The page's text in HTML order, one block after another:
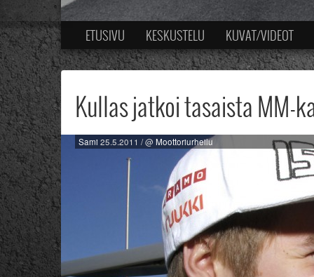
ETUSIVU KESKUSTELU KUVAT/VIDEOT
Kullas jatkoi tasaista MM-
Sami 25.5.2011 / @ Moottoriurheilu